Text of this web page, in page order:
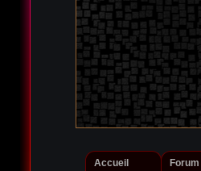
Accueil Forum